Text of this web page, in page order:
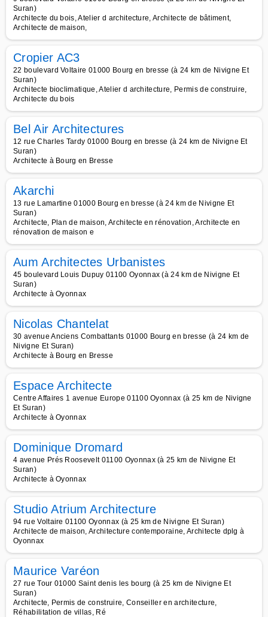
Suran)
Architecte du bois, Atelier d architecture, Architecte de bâtiment,
Architecte de maison,
Cropier AC3
22 boulevard Voltaire 01000 Bourg en bresse (à 24 km de Nivigne Et
Suran)
Architecte bioclimatique, Atelier d architecture, Permis de construire,
Architecte du bois
Bel Air Architectures
12 rue Charles Tardy 01000 Bourg en bresse (à 24 km de Nivigne Et
Suran)
Architecte à Bourg en Bresse
Akarchi
13 rue Lamartine 01000 Bourg en bresse (à 24 km de Nivigne Et
Suran)
Architecte, Plan de maison, Architecte en rénovation, Architecte en
rénovation de maison e
Aum Architectes Urbanistes
45 boulevard Louis Dupuy 01100 Oyonnax (à 24 km de Nivigne Et
Suran)
Architecte à Oyonnax
Nicolas Chantelat
30 avenue Anciens Combattants 01000 Bourg en bresse (à 24 km de
Nivigne Et Suran)
Architecte à Bourg en Bresse
Espace Architecte
Centre Affaires 1 avenue Europe 01100 Oyonnax (à 25 km de Nivigne
Et Suran)
Architecte à Oyonnax
Dominique Dromard
4 avenue Prés Roosevelt 01100 Oyonnax (à 25 km de Nivigne Et
Suran)
Architecte à Oyonnax
Studio Atrium Architecture
94 rue Voltaire 01100 Oyonnax (à 25 km de Nivigne Et Suran)
Architecte de maison, Architecture contemporaine, Architecte dplg à
Oyonnax
Maurice Varéon
27 rue Tour 01000 Saint denis les bourg (à 25 km de Nivigne Et
Suran)
Architecte, Permis de construire, Conseiller en architecture,
Réhabilitation de villas, Ré